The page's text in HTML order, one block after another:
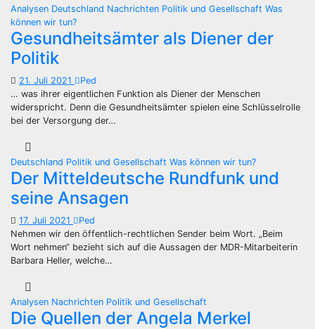
Analysen Deutschland Nachrichten Politik und Gesellschaft Was
können wir tun?
Gesundheitsämter als Diener der
Politik
21. Juli 2021
Ped
… was ihrer eigentlichen Funktion als Diener der Menschen
widerspricht. Denn die Gesundheitsämter spielen eine Schlüsselrolle
bei der Versorgung der…
Deutschland Politik und Gesellschaft Was können wir tun?
Der Mitteldeutsche Rundfunk und
seine Ansagen
17. Juli 2021
Ped
Nehmen wir den öffentlich-rechtlichen Sender beim Wort. „Beim
Wort nehmen“ bezieht sich auf die Aussagen der MDR-Mitarbeiterin
Barbara Heller, welche…
Analysen Nachrichten Politik und Gesellschaft
Die Quellen der Angela Merkel